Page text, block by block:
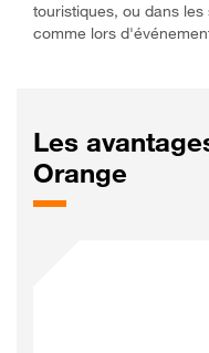
touristiques, ou dans
comme lors
Les
Orange